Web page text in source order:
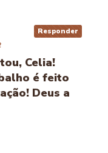
Celia!
é feito
Deus a
Responder